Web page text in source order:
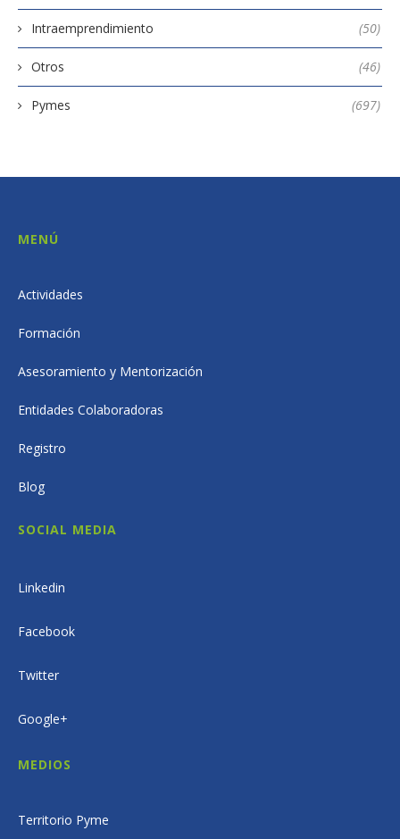
Intraemprendimiento (50)
Otros (46)
Pymes (697)
MENÚ
Actividades
Formación
Asesoramiento y Mentorización
Entidades Colaboradoras
Registro
Blog
SOCIAL MEDIA
Linkedin
Facebook
Twitter
Google+
MEDIOS
Territorio Pyme